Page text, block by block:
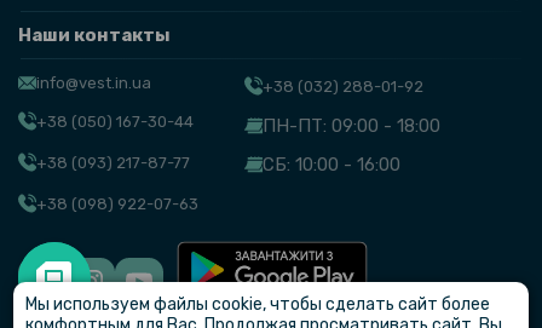
Наши контакты
info@vest.in.ua
+38 (050) 167-30-44
+38 (093) 217-87-77
+38 (098) 922-07-63
+38 (032) 288-01-92
ПН-ПТ: 09:00 - 18:00
СБ: 10:00 - 16:00
© VEST
Мы используем файлы cookie, чтобы сделать сайт более